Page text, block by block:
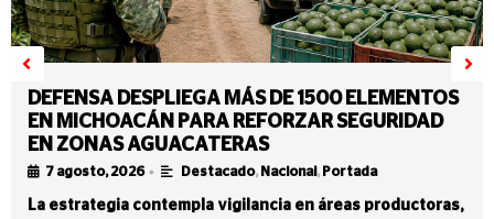
DEFENSA DESPLIEGA MÁS DE 1500 ELEMENTOS
EN MICHOACÁN PARA REFORZAR SEGURIDAD
EN ZONAS AGUACATERAS
7 agosto, 2026 • Destacado, Nacional , Portada
La estrategia contempla vigilancia en áreas productoras,